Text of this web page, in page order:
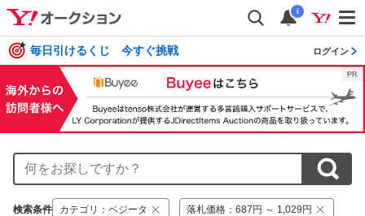
i
毎日引けるくじ 今すぐ挑戦 ログイン
検索条件 カテゴリ ： ベジータ 落札価格 ： 687円 ～ 1,029円